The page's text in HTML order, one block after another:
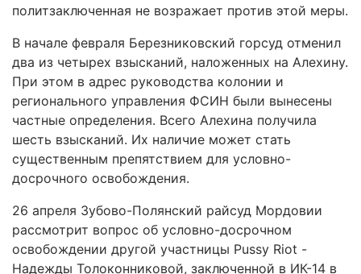
политзаключенная не возражает против этой меры.
В начале февраля Березниковский горсуд отменил
два из четырех взысканий, наложенных на Алехину.
При этом в адрес руководства колонии и
регионального управления ФСИН были вынесены
частные определения. Всего Алехина получила
шесть взысканий. Их наличие может стать
существенным препятствием для условно-
досрочного освобождения.
26 апреля Зубово-Полянский райсуд Мордовии
рассмотрит вопрос об условно-досрочном
освобождении другой участницы Pussy Riot -
Надежды Толоконниковой, заключенной в ИК-14 в